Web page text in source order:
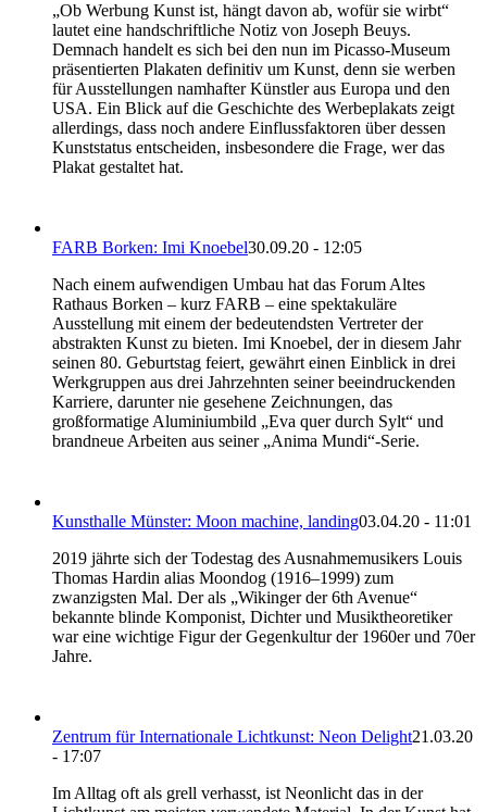
„Ob Werbung Kunst ist, hängt davon ab, wofür sie wirbt“
lautet eine handschriftliche Notiz von Joseph Beuys.
Demnach handelt es sich bei den nun im Picasso-Museum
präsentierten Plakaten definitiv um Kunst, denn sie werben
für Ausstellungen namhafter Künstler aus Europa und den
USA. Ein Blick auf die Geschichte des Werbeplakats zeigt
allerdings, dass noch andere Einflussfaktoren über dessen
Kunststatus entscheiden, insbesondere die Frage, wer das
Plakat gestaltet hat.
FARB Borken: Imi Knoebel30.09.20 - 12:05
Nach einem aufwendigen Umbau hat das Forum Altes
Rathaus Borken – kurz FARB – eine spektakuläre
Ausstellung mit einem der bedeutendsten Vertreter der
abstrakten Kunst zu bieten. Imi Knoebel, der in diesem Jahr
seinen 80. Geburtstag feiert, gewährt einen Einblick in drei
Werkgruppen aus drei Jahrzehnten seiner beeindruckenden
Karriere, darunter nie gesehene Zeichnungen, das
großformatige Aluminiumbild „Eva quer durch Sylt“ und
brandneue Arbeiten aus seiner „Anima Mundi“-Serie.
Kunsthalle Münster: Moon machine, landing03.04.20 - 11:01
2019 jährte sich der Todestag des Ausnahmemusikers Louis
Thomas Hardin alias Moondog (1916–1999) zum
zwanzigsten Mal. Der als „Wikinger der 6th Avenue“
bekannte blinde Komponist, Dichter und Musiktheoretiker
war eine wichtige Figur der Gegenkultur der 1960er und 70er
Jahre.
Zentrum für Internationale Lichtkunst: Neon Delight21.03.20
- 17:07
Im Alltag oft als grell verhasst, ist Neonlicht das in der